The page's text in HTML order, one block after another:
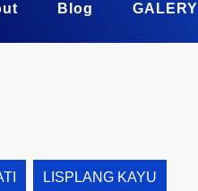
Blog GALERY
LISPLANG KAYU